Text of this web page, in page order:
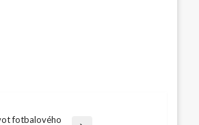
fotbalového